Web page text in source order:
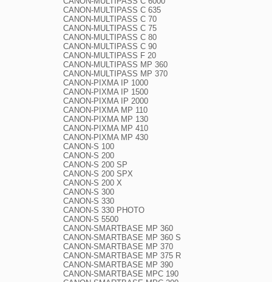
CANON-MULTIPASS C 635
CANON-MULTIPASS C 70
CANON-MULTIPASS C 75
CANON-MULTIPASS C 80
CANON-MULTIPASS C 90
CANON-MULTIPASS F 20
CANON-MULTIPASS MP 360
CANON-MULTIPASS MP 370
CANON-PIXMA IP 1000
CANON-PIXMA IP 1500
CANON-PIXMA IP 2000
CANON-PIXMA MP 110
CANON-PIXMA MP 130
CANON-PIXMA MP 410
CANON-PIXMA MP 430
CANON-S 100
CANON-S 200
CANON-S 200 SP
CANON-S 200 SPX
CANON-S 200 X
CANON-S 300
CANON-S 330
CANON-S 330 PHOTO
CANON-S 5500
CANON-SMARTBASE MP 360
CANON-SMARTBASE MP 360 S
CANON-SMARTBASE MP 370
CANON-SMARTBASE MP 375 R
CANON-SMARTBASE MP 390
CANON-SMARTBASE MPC 190